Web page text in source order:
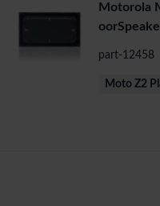
Motorola
part-12458
Moto Z2